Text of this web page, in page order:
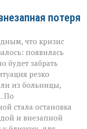
потеря
что кризис
появилась
будет забрать
резко
из больницы,
По
стала остановка
и внезапной